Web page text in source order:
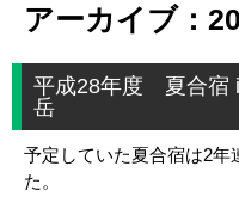
アーカイブ：
平成28年度 夏合宿
岳
予定していた夏合宿は2年
た。